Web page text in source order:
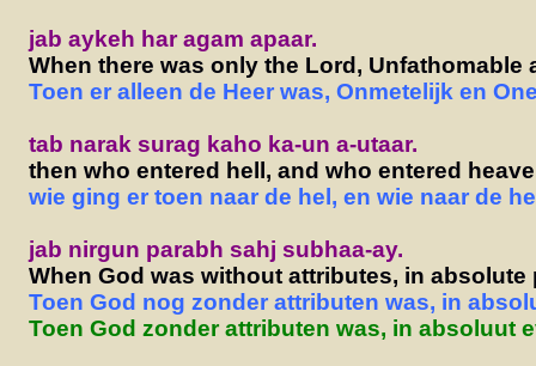
jab aykeh har agam apaar.
When there was only the Lord, Unfathomable
Toen er alleen de Heer was, Onmetelijk en
tab narak surag kaho ka-un a-utaar.
then who entered hell, and who entered
wie ging er toen naar de hel, en wie naar de
jab nirgun parabh sahj subhaa-ay.
When God was without attributes, in absolute
Toen God nog zonder attributen was, in
Toen God zonder attributen was, in absoluut